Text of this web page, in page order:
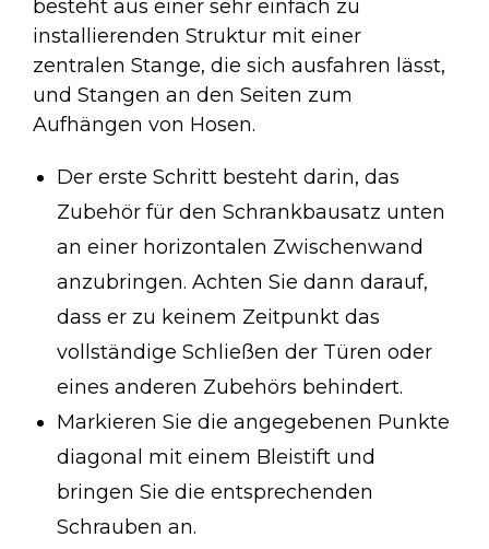
besteht aus einer sehr einfach zu
installierenden Struktur mit einer
zentralen Stange, die sich ausfahren lässt,
und Stangen an den Seiten zum
Aufhängen von Hosen.
Der erste Schritt besteht darin, das
Zubehör für den Schrankbausatz unten
an einer horizontalen Zwischenwand
anzubringen. Achten Sie dann darauf,
dass er zu keinem Zeitpunkt das
vollständige Schließen der Türen oder
eines anderen Zubehörs behindert.
Markieren Sie die angegebenen Punkte
diagonal mit einem Bleistift und
bringen Sie die entsprechenden
Schrauben an.